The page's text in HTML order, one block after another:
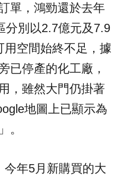
單，鴻勁還於去年
分別以2.7億元及7.9
空間始終不足，據
已停產的化工廠，
，雖然大門仍掛著
地圖上已顯示為
。
年5月新購買的大